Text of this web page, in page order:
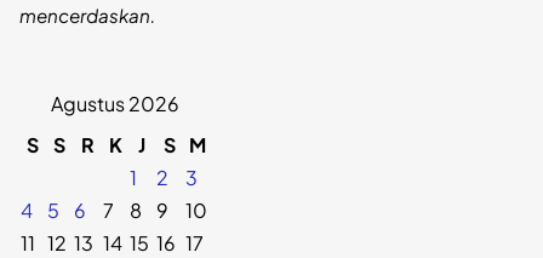
mencerdaskan.
Agustus 2026
S S R K J S M
1
2
3
4
5 6 7 8 9
10
11 12 13 14 15 16 17